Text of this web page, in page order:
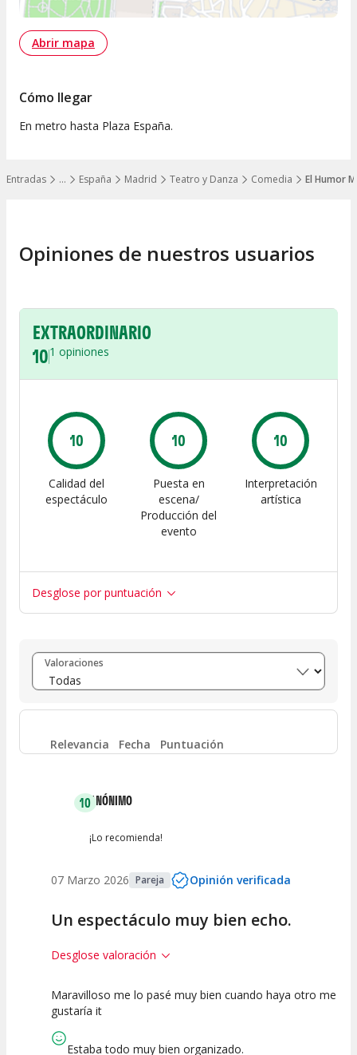
…
Mostrar todos los niveles
Entradas España Madrid Teatro y Danza Comedia El Humor
Abrir mapa
Cómo llegar
En metro hasta Plaza España.
Opiniones de nuestros usuarios
EXTRAORDINARIO
101 opiniones
10
Calidad del
espectáculo
10
Puesta en
escena/
Producción del
evento
10
Interpretación
artística
Desglose por puntuación
Entre 8 y 10 (1)
Entre 6 y 8 (0)
Entre 4 y 6 0
Valoraciones
Relevancia Fecha Puntuación
10ANÓNIMO
¡Lo recomienda!
07 Marzo 2026 Pareja Opinión verificada
Un espectáculo muy bien echo.
Desglose valoración
10
Espectáculo
10
Escena
10
artística
Maravilloso me lo pasé muy bien cuando haya otro me
gustaría it
Estaba todo muy bien organizado.